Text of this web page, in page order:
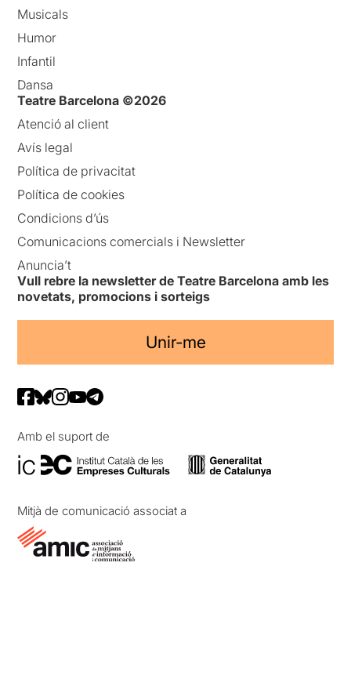
Musicals
Humor
Infantil
Dansa
Teatre Barcelona ©2026
Atenció al client
Avís legal
Política de privacitat
Política de cookies
Condicions d’ús
Comunicacions comercials i Newsletter
Anuncia’t
Vull rebre la newsletter de Teatre Barcelona amb les
novetats, promocions i sorteigs
Unir-me
Amb el suport de
Mitjà de comunicació associat a